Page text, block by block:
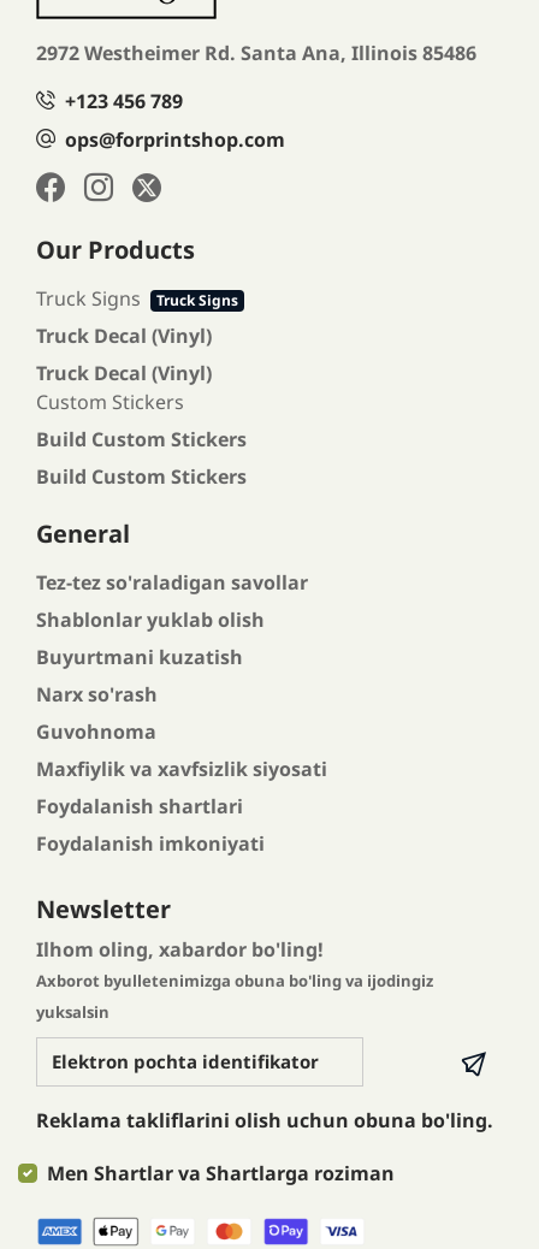
2972 Westheimer Rd. Santa Ana, Illinois 85486
+123 456 789
ops@forprintshop.com
General
Tez-tez so'raladigan savollar
Shablonlar yuklab olish
Buyurtmani kuzatish
Narx so'rash
Guvohnoma
Maxfiylik va xavfsizlik siyosati
Foydalanish shartlari
Foydalanish imkoniyati
Our Products
Truck Signs Truck Signs
Truck Decal (Vinyl)
Truck Decal (Vinyl)
Custom Stickers
Build Custom Stickers
Build Custom Stickers
Newsletter
Ilhom oling, xabardor bo'ling!
Axborot byulletenimizga obuna bo'ling va ijodingiz
yuksalsin
Reklama takliflarini olish uchun obuna bo'ling.
Men Shartlar va Shartlarga roziman